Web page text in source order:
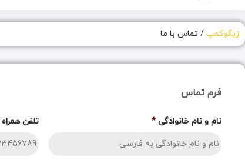
زیگوکمپ / تماس با ما
فرم تماس
نام و نام خانوادگی * تلفن همراه